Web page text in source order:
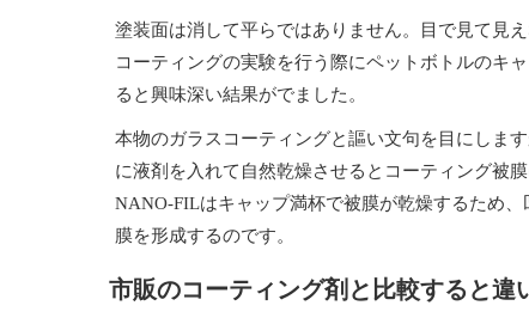
塗装面は消して平らではありません。目で見て見
コーティングの実験を行う際にペットボトルのキ
ると興味深い結果がでました。
本物のガラスコーティングと謳い文句を目にしま
に液剤を入れて自然乾燥させるとコーティング被
NANO-FILはキャップ満杯で被膜が乾燥するため
膜を形成するのです。
市販のコーティング剤と比較すると違